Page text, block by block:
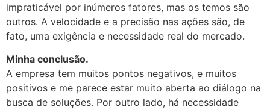
impraticável por inúmeros fatores, mas os temos são
outros. A velocidade e a precisão nas ações são, de
fato, uma exigência e necessidade real do mercado.
Minha conclusão.
A empresa tem muitos pontos negativos, e muitos
positivos e me parece estar muito aberta ao diálogo na
busca de soluções. Por outro lado, há necessidade